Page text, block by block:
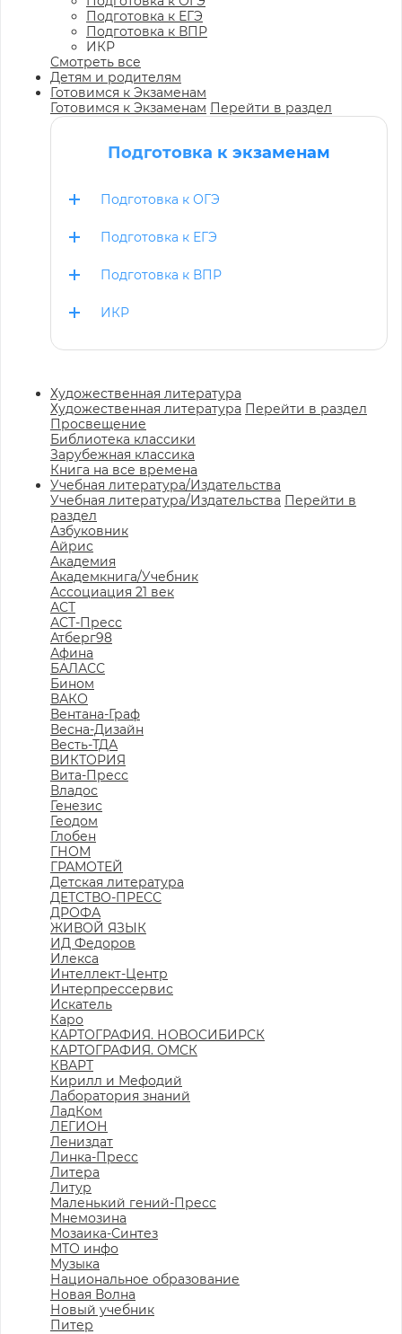
Подготовка к ЕГЭ
Подготовка к ВПР
ИКР
Смотреть все
Детям и родителям
Готовимся к Экзаменам
Готовимся к Экзаменам Перейти в раздел
Подготовка к экзаменам
Подготовка к ОГЭ
Подготовка к ЕГЭ
Подготовка к ВПР
ИКР
Художественная литература
Художественная литература Перейти в раздел
Просвещение
Библиотека классики
Зарубежная классика
Книга на все времена
Учебная литература/Издательства
Учебная литература/Издательства Перейти в
раздел
Азбуковник
Айрис
Академия
Академкнига/Учебник
Ассоциация 21 век
АСТ
АСТ-Пресс
Атберг98
Афина
БАЛАСС
Бином
ВАКО
Вентана-Граф
Весна-Дизайн
Весть-ТДА
ВИКТОРИЯ
Вита-Пресс
Владос
Генезис
Геодом
Глобен
ГНОМ
ГРАМОТЕЙ
Детская литература
ДЕТСТВО-ПРЕСС
ДРОФА
ЖИВОЙ ЯЗЫК
ИД Федоров
Илекса
Интеллект-Центр
Интерпрессервис
Искатель
Каро
КАРТОГРАФИЯ. НОВОСИБИРСК
КАРТОГРАФИЯ. ОМСК
КВАРТ
Кирилл и Мефодий
Лаборатория знаний
ЛадКом
ЛЕГИОН
Лениздат
Линка-Пресс
Литера
Литур
Маленький гений-Пресс
Мнемозина
Мозаика-Синтез
МТО инфо
Музыка
Национальное образование
Новая Волна
Новый учебник
Питер